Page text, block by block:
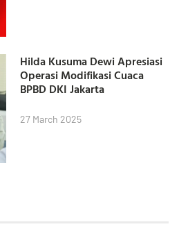
Hilda Kusuma Dewi Apresiasi
Operasi Modifikasi Cuaca
BPBD DKI Jakarta
27 March 2025